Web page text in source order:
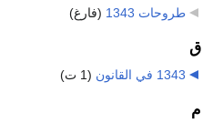
طروحات 1343 (فارغ)
ق
1343 في القانون (1 ت)
م